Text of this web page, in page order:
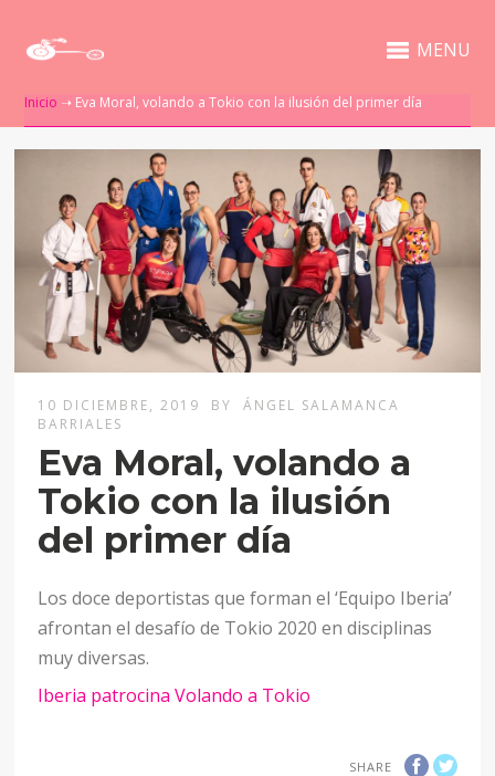
MENU
Inicio ➝ Eva Moral, volando a Tokio con la ilusión del primer día
10 DICIEMBRE, 2019 BY
ÁNGEL SALAMANCA
BARRIALES
Eva Moral, volando a
Tokio con la ilusión
del primer día
Los doce deportistas que forman el ‘Equipo Iberia’
afrontan el desafío de Tokio 2020 en disciplinas
muy diversas.
Iberia patrocina Volando a Tokio
SHARE